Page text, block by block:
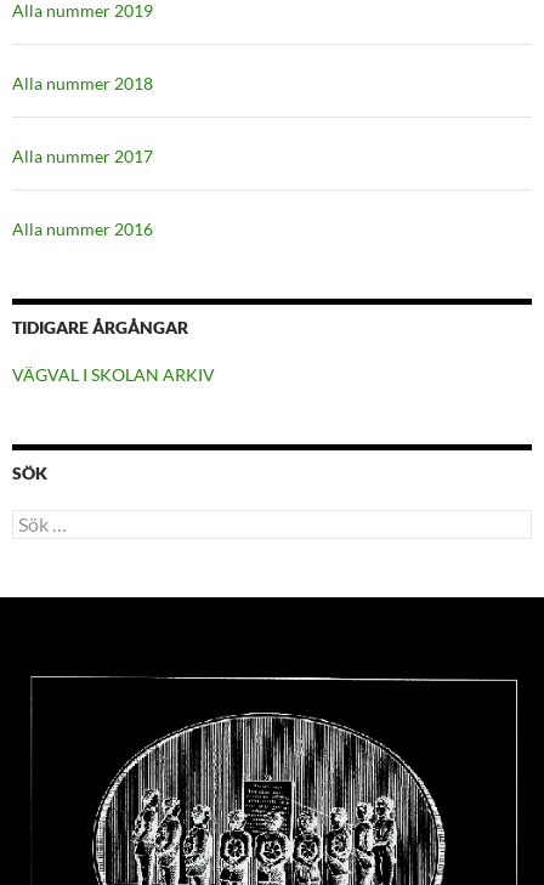
Alla nummer 2019
Alla nummer 2018
Alla nummer 2017
Alla nummer 2016
TIDIGARE ÅRGÅNGAR
VÄGVAL I SKOLAN ARKIV
SÖK
Sök
efter: